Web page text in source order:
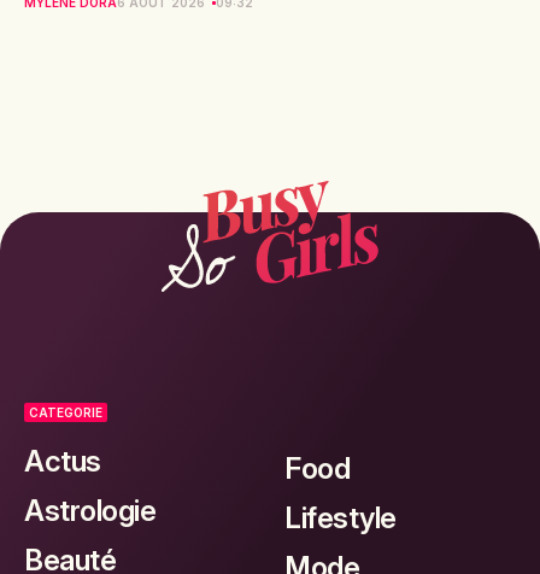
CATEGORIE
Actus
Astrologie
Beauté
Food
Lifestyle